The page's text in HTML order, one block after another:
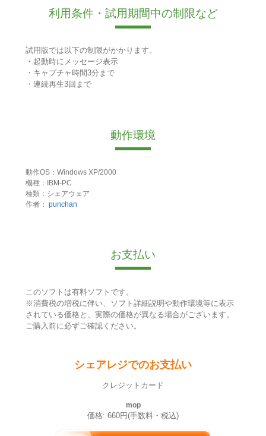
利用条件・試用期間中の制限など
試用版では以下の制限がかかります。
・起動時にメッセージ表示
・キャプチャ時間3分まで
・連続再生3回まで
動作環境
動作OS：Windows XP/2000
機種：IBM-PC
種類：シェアウェア
作者： punchan
お支払い
このソフトは有料ソフトです。
※消費税の増税に伴い、ソフト詳細説明や動作環境等に表示
されている価格と、実際の価格が異なる場合がございます。
ご購入前に必ずご確認ください。
シェアレジでのお支払い
クレジットカード
mop
価格: 660円(手数料・税込)